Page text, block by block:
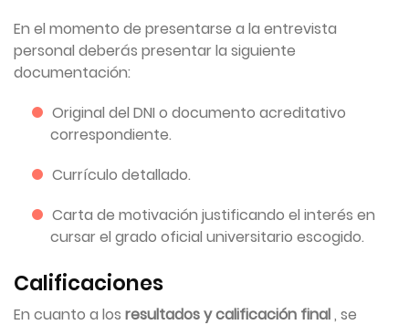
En el momento de presentarse a la entrevista
personal deberás presentar la siguiente
documentación:
Original del DNI o documento acreditativo
correspondiente.
Currículo detallado.
Carta de motivación justificando el interés en
cursar el grado oficial universitario escogido.
Calificaciones
En cuanto a los resultados y calificación final, se